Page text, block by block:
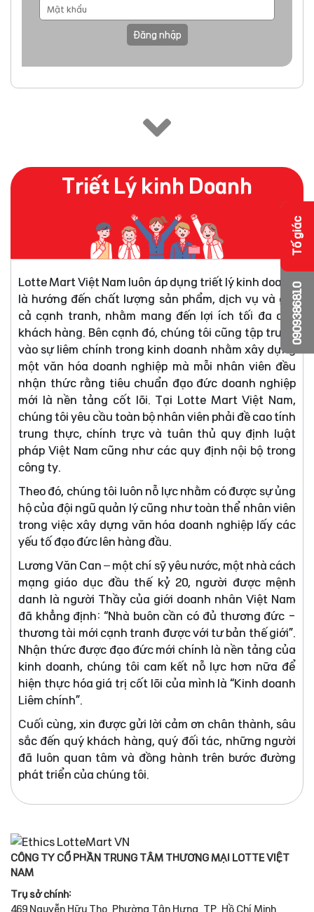
Đăng nhập
Triết Lý kinh Doanh
Lotte Mart Việt Nam luôn áp dụng triết lý kinh doanh
là hướng đến chất lượng sản phẩm, dịch vụ và giá
cả cạnh tranh, nhằm mang đến lợi ích tối đa cho
khách hàng. Bên cạnh đó, chúng tôi cũng tập trung
vào sự liêm chính trong kinh doanh nhằm xây dựng
một văn hóa doanh nghiệp mà mỗi nhân viên đều
nhận thức rằng tiêu chuẩn đạo đức doanh nghiệp
mới là nền tảng cốt lõi. Tại Lotte Mart Việt Nam,
chúng tôi yêu cầu toàn bộ nhân viên phải đề cao tính
trung thực, chính trực và tuân thủ quy định luật
pháp Việt Nam cũng như các quy định nội bộ trong
công ty.
Theo đó, chúng tôi luôn nỗ lực nhằm có được sự ủng
hộ của đội ngũ quản lý cũng như toàn thể nhân viên
trong việc xây dựng văn hóa doanh nghiệp lấy các
yếu tố đạo đức lên hàng đầu.
Lương Văn Can – một chí sỹ yêu nước, một nhà cách
mạng giáo dục đầu thế kỷ 20, người được mệnh
danh là người Thầy của giới doanh nhân Việt Nam
đã khẳng định: “Nhà buôn cần có đủ thương đức -
thương tài mới cạnh tranh được với tư bản thế giới”.
Nhận thức được đạo đức mới chính là nền tảng của
kinh doanh, chúng tôi cam kết nỗ lực hơn nữa để
hiện thực hóa giá trị cốt lõi của mình là “Kinh doanh
Liêm chính”.
Cuối cùng, xin được gửi lời cảm ơn chân thành, sâu
sắc đến quý khách hàng, quý đối tác, những người
đã luôn quan tâm và đồng hành trên bước đường
phát triển của chúng tôi.
CÔNG TY CỔ PHẦN TRUNG TÂM THƯƠNG MẠI LOTTE VIỆT
NAM
Trụ sở chính:
469 Nguyễn Hữu Thọ, Phường Tân Hưng, TP. Hồ Chí Minh
0909386810
Tố giác